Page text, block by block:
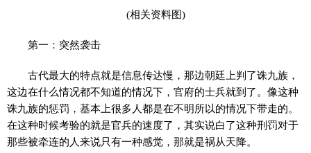
(相关资料图)
第一：突然袭击
古代最大的特点就是信息传达慢，那边朝廷上判了诛九族，
这边在什么情况都不知道的情况下，官府的士兵就到了。像这种
诛九族的惩罚，基本上很多人都是在不明所以的情况下带走的。
在这种时候考验的就是官兵的速度了，其实说白了这种刑罚对于
那些被牵连的人来说只有一种感觉，那就是祸从天降。